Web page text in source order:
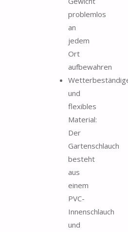
problemlos
an
jedem
Ort
aufbewahren
und
flexibles
Material:
Der
Gartenschlauch
besteht
aus
einem
PVC-
Innenschlauch
und